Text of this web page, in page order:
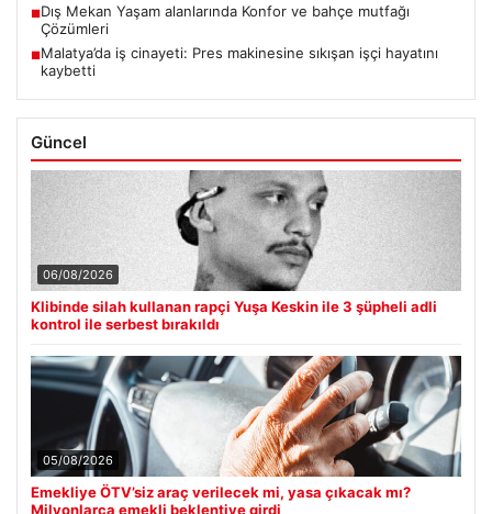
■Dış Mekan Yaşam alanlarında Konfor ve bahçe mutfağı
Çözümleri
■Malatya’da iş cinayeti: Pres makinesine sıkışan işçi hayatını
kaybetti
Güncel
06/08/2026
Klibinde silah kullanan rapçi Yuşa Keskin ile 3 şüpheli adli
kontrol ile serbest bırakıldı
05/08/2026
Emekliye ÖTV’siz araç verilecek mi, yasa çıkacak mı?
Milyonlarca emekli beklentiye girdi